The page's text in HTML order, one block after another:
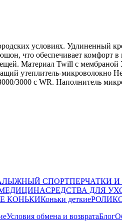
условиях. Удлиненный
что обеспечивает комфорт
Материал Twill с мембраной
утеплитель-микроволокно
3000 с WR. Наполнитель
ЛЫЖНЫЙ СПОРТПЕРЧАТКИ
СРЕДСТВА ДЛЯ
КОНЬКИКоньки деткие
Условия обмена и возвратаБлог